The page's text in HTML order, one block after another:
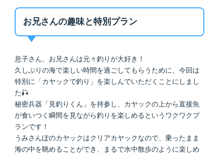
お兄さんの趣味と特別プラン
息子さん、お兄さんは元々釣りが大好き！
久しぶりの海で楽しい時間を過ごしてもらうために、今回は
特別に「カヤックで釣り」を楽しんでいただくことにしまし
た🎣
秘密兵器「見釣りくん」を持参し、カヤックの上から直接魚
が食いつく瞬間を見ながら釣りを楽しめるというワクワクプ
ランです！
うみさんぽのカヤックはクリアカヤックなので、乗ったまま
海の中を眺めることができ、まるで水中散歩のように楽しめ